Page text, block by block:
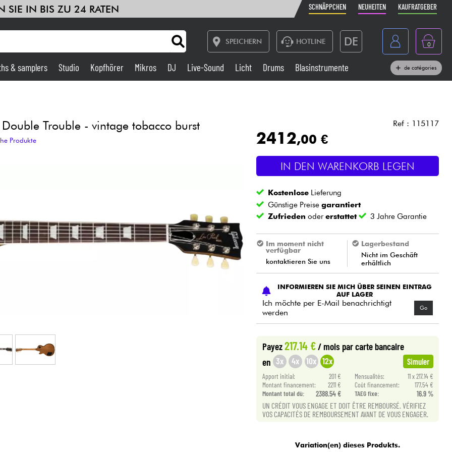
SIE IN BIS ZU 24 RATEN SCHNÄPPCHEN NEUHEITEN KAUFRATGEBER
SPEICHERN HOTLINE DE
Belgique
Nederland
0
Studio
Live-Sound
Blasinstrumente
Kabel & Zubehöre
Bundle
& samplers Studio Kopfhörer Mikros DJ Live-Sound Licht Drums Blasinstrumente de catégories
Trouble - vintage tobacco burst
Produkte
Ref : 115117
2412,00 €
IN DEN WARENKORB LEGEN
Kostenlose Lieferung
Günstige Preisegarantiert
Zufrieden odererstattet 3 Jahre Garantie
Im moment nicht
verfügbar
kontaktieren Sie uns
Lagerbestand
Nicht im Geschäft
erhältlich
INFORMIEREN SIE MICH ÜBER SEINEN EINTRAG
AUF LAGER
Ich möchte per E-Mail benachrichtigt
werden
Go
Payez217.14 €/ mois par carte bancaire
en 3x 4x 10x 12x Simuler
Apport initial: 201 € Mensualités:
11 x 217.14 €
Montant financement:
2211 € Coût financement:
177.54 €
Montant total dù:
2388.54 € TAEG fixe: 16.9 %
UN CRÉDIT VOUS ENGAGE ET DOIT ÊTRE REMBOURSÉ. VÉRIFIEZ
VOS CAPACITÉS DE REMBOURSEMENT AVANT DE VOUS ENGAGER.
Variation(en) dieses Produkts.